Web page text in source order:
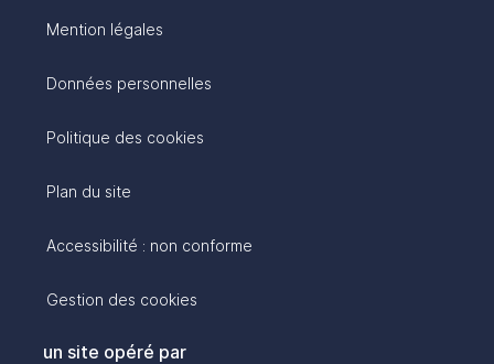
Mention légales
Données personnelles
Politique des cookies
Plan du site
Accessibilité : non conforme
Gestion des cookies
un site opéré par